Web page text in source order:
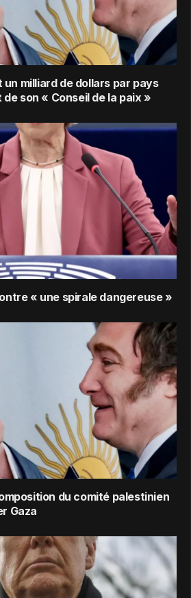
milliard de dollars par pays
son « Conseil de la paix »
« une spirale dangereuse »
du comité palestinien
Gaza